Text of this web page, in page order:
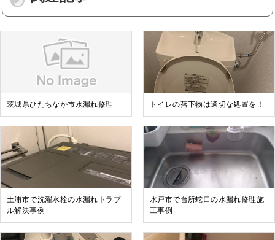
茨城県ひたちなか市水漏れ修理 トイレの落下物は適切な処置を！
土浦市で洗濯水栓の水漏れトラブ
ル解決事例
水戸市で台所蛇口の水漏れ修理施
工事例